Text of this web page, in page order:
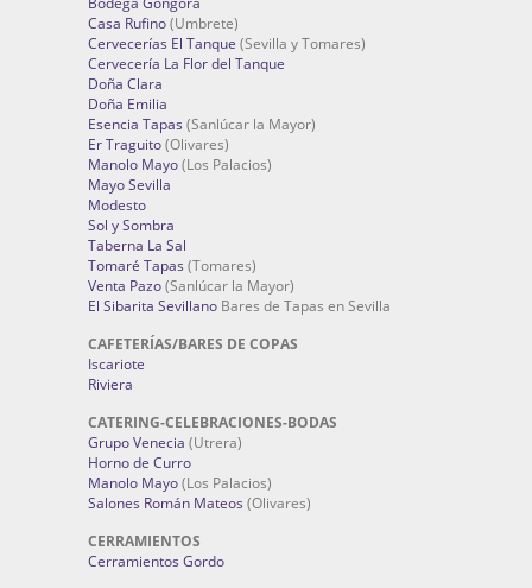
Casa Rufino(Umbrete)
Cervecerías El Tanque (Sevilla y Tomares)
Cervecería La Flor del Tanque
Doña Clara
Doña Emilia
Esencia Tapas (Sanlúcar la Mayor)
Er Traguito(Olivares)
Manolo Mayo(Los Palacios)
Mayo Sevilla
Modesto
Sol y Sombra
Taberna La Sal
Tomaré Tapas (Tomares)
Venta Pazo(Sanlúcar la Mayor)
El Sibarita Sevillano Bares de Tapas en Sevilla
CAFETERÍAS/BARES DE COPAS
Iscariote
Riviera
CATERING-CELEBRACIONES-BODAS
Grupo Venecia (Utrera)
Horno de Curro
Manolo Mayo(Los Palacios)
Salones Román Mateos (Olivares)
CERRAMIENTOS
Cerramientos Gordo